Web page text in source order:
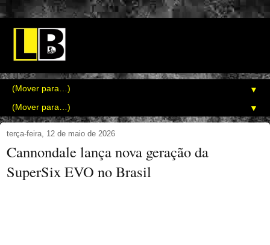
▼
▼
terça-feira, 12 de maio de 2026
Cannondale lança nova geração da
SuperSix EVO no Brasil